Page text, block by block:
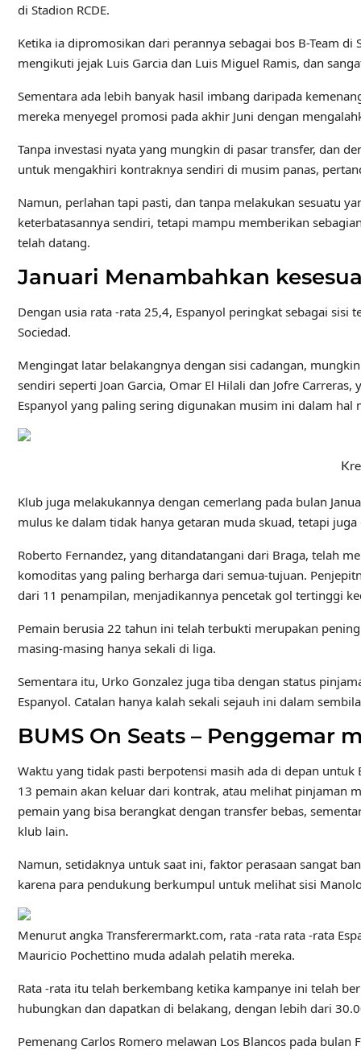
di Stadion RCDE.
Ketika ia dipromosikan dari perannya sebagai bos B-Team
mengikuti jejak Luis Garcia dan Luis Miguel Ramis, dan
Sementara ada lebih banyak hasil imbang daripada
mereka menyegel promosi pada akhir Juni dengan
Tanpa investasi nyata yang mungkin di pasar transfer, dan
untuk mengakhiri kontraknya sendiri di musim panas,
Namun, perlahan tapi pasti, dan tanpa melakukan sesuatu
keterbatasannya sendiri, tetapi mampu memberikan
telah datang.
Januari Menambahkan
Dengan usia rata -rata 25,4, Espanyol peringkat sebagai sisi
Sociedad.
Mengingat latar belakangnya dengan sisi cadangan,
sendiri seperti Joan Garcia, Omar El Hilali dan Jofre
Espanyol yang paling sering digunakan musim ini dalam hal
Klub juga melakukannya dengan cemerlang pada bulan
mulus ke dalam tidak hanya getaran muda skuad, tetapi
Roberto Fernandez, yang ditandatangani dari Braga, telah
komoditas yang paling berharga dari semua-tujuan.
dari 11 penampilan, menjadikannya pencetak gol tertinggi
Pemain berusia 22 tahun ini telah terbukti merupakan
masing-masing hanya sekali di liga.
Sementara itu, Urko Gonzalez juga tiba dengan status
Espanyol. Catalan hanya kalah sekali sejauh ini dalam
BUMS On Seats – Penggemar
Waktu yang tidak pasti berpotensi masih ada di depan
13 pemain akan keluar dari kontrak, atau melihat pinjaman
pemain yang bisa berangkat dengan transfer bebas,
klub lain.
Namun, setidaknya untuk saat ini, faktor perasaan sangat
karena para pendukung berkumpul untuk melihat sisi
Menurut angka Transferermarkt.com, rata -rata rata -rata
Mauricio Pochettino muda adalah pelatih mereka.
Rata -rata itu telah berkembang ketika kampanye ini telah
hubungkan dan dapatkan di belakang, dengan lebih dari
Pemenang Carlos Romero melawan Los Blancos pada